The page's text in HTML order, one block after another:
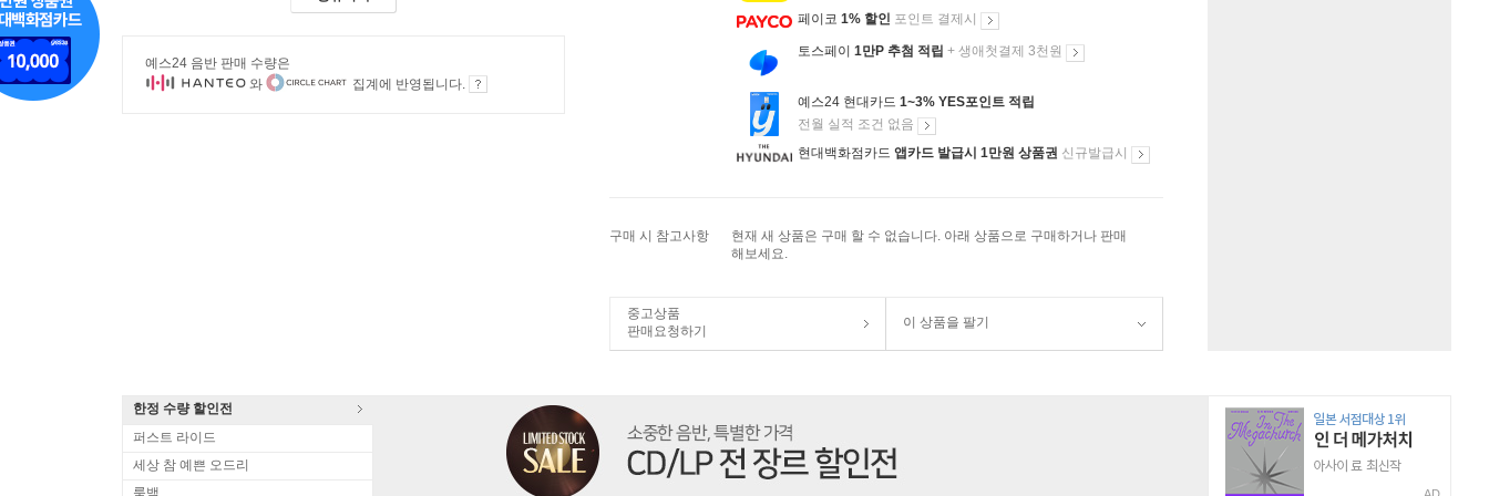
예스24 음반 판매 수량은
와
집계에 반영됩니다.
페이코 1% 할인 포인트 결제시
토스페이 1만P 추첨 적립 + 생애첫결제 3천원
예스24 현대카드 1~3% YES포인트 적립
전월 실적 조건 없음
현대백화점카드 앱카드 발급시 1만원 상품권 신규발급시
구매 시 참고사항
현재 새 상품은 구매 할 수 없습니다. 아래 상품으로 구매하거나 판매
해보세요.
중고상품
판매요청하기
이 상품을 팔기
한정 수량 할인전
퍼스트 라이드
세상 참 예쁜 오드리
룩백